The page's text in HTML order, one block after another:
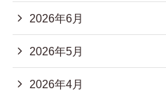
2026年6月
2026年5月
2026年4月